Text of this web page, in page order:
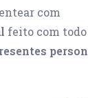
com
feito com todo